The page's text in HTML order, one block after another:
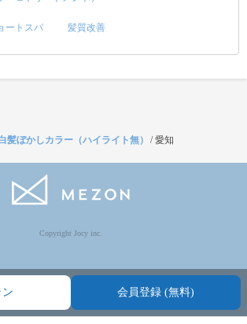
ートスパ 髪質改善
会員登録 (無料)
髪ぼかしカラー（ハイライト無） /愛知
Copyright Jocy inc.